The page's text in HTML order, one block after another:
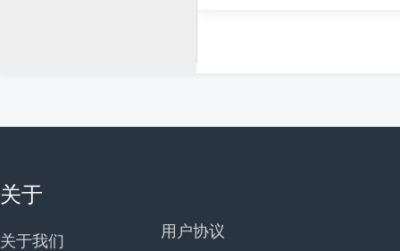
关于
关于我们
用户协议